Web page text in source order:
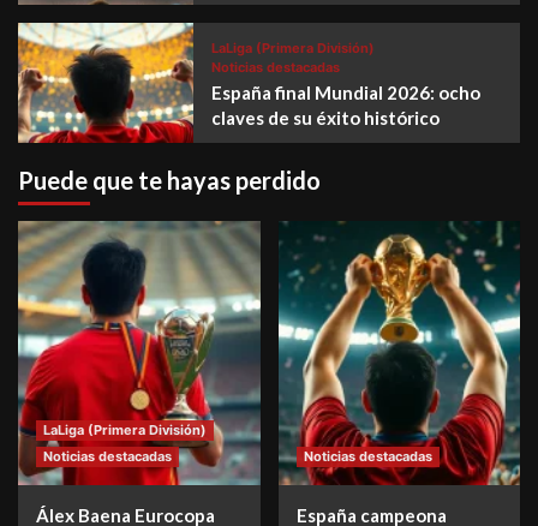
LaLiga (Primera División)
Noticias destacadas
España final Mundial 2026: ocho
claves de su éxito histórico
Puede que te hayas perdido
LaLiga (Primera División)
Noticias destacadas
Álex Baena Eurocopa
Noticias destacadas
España campeona